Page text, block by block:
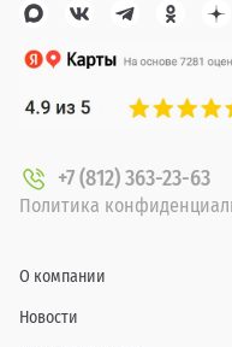
+7 (812) 363-23-63
Политика
О компании
Новости